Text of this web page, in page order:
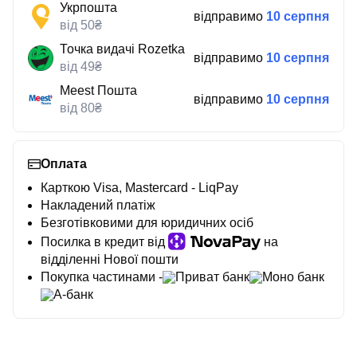
Укрпошта
від 50₴
відправимо 10 серпня
Точка видачі Rozetka
від 49₴
відправимо 10 серпня
Meest Пошта
від 80₴
відправимо 10 серпня
Оплата
Карткою Visa, Mastercard - LiqPay
Накладений платіж
Безготівковими для юридичних осіб
Посилка в кредит від
на
відділенні Нової пошти
Покупка частинами -
Приват банк
Моно банк
А-банк